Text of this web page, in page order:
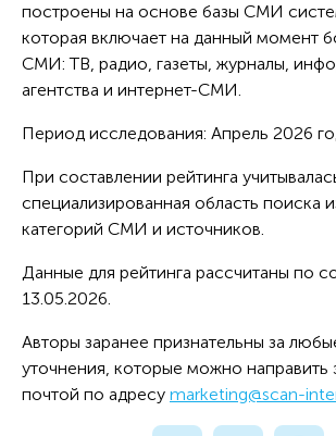
построены на основе базы СМИ
которая включает на данный момент
СМИ: ТВ, радио, газеты, журналы,
агентства и интернет-СМИ.
Период исследования: Апрель 2026
При составлении рейтинга
специализированная область поиска
категорий СМИ и источников.
Данные для рейтинга рассчитаны по
13.05.2026.
Авторы заранее признательны за
уточнения, которые можно направить
почтой по адресу marketing@scan-